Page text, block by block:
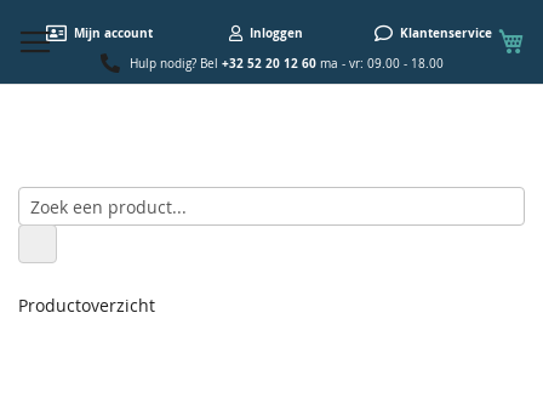
Mijn account Inloggen Klantenservice
Hulp nodig? Bel +32 52 20 12 60ma - vr: 09.00 - 18.00
Productoverzicht